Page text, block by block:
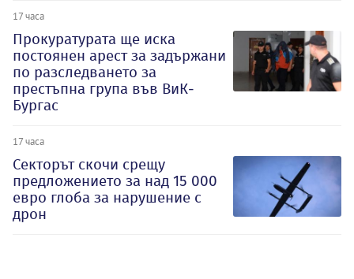
17 часа
Прокуратурата ще иска
постоянен арест за задържани
по разследването за
престъпна група във ВиК-
Бургас
17 часа
Секторът скочи срещу
предложението за над 15 000
евро глоба за нарушение с
дрон